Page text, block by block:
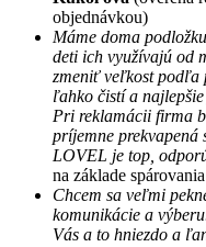
objednávkou)
Máme doma
deti ich využívajú od
zmeniť veľkost podľa
ľahko čistí a
Pri reklamácii firma
príjemne prekvapená
LOVEL je top,
na základe
Chcem sa veľmi
komunikácie a
Vás a to hniezdo a